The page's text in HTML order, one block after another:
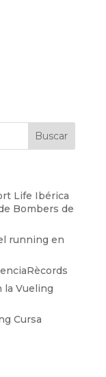
Life Ibérica
Bombers de
running en
la Vueling
Cursa